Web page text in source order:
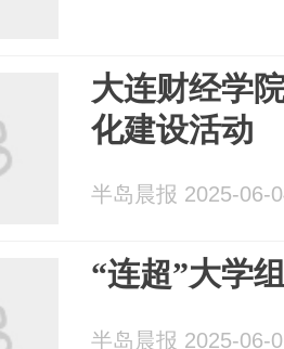
大连财经学
化建设活动
半岛晨报 2025-06-
“连超”大学
半岛晨报 2025-06-